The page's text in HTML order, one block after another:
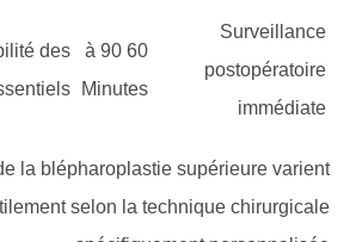
Surveillance
postopératoire
immédiate
60 à 90
Minutes
des
la blépharoplastie supérieure varient
selon la technique chirurgicale